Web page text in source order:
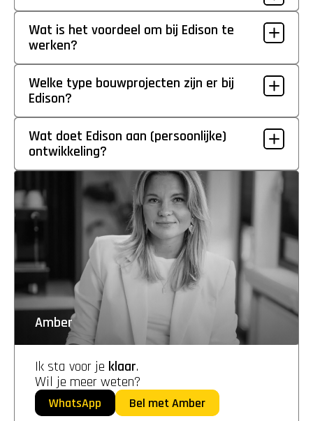
Wat is het voordeel om bij Edison te
werken?
Welke type bouwprojecten zijn er bij
Edison?
Wat doet Edison aan (persoonlijke)
ontwikkeling?
Amber
Ik sta voor je klaar.
Wil je meer weten?
WhatsApp Bel met Amber